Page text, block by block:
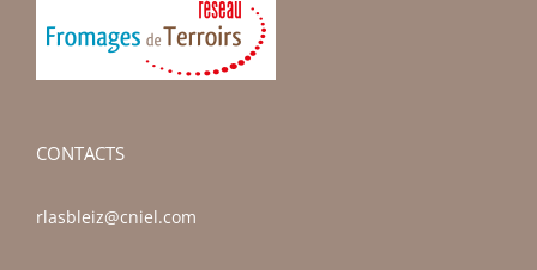
CONTACTS
rlasbleiz@cniel.com